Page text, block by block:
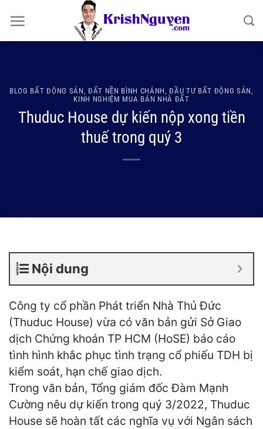
qua
nội
BLOG BẤT ĐỘNG SẢN ĐẤT NỀN BÌNH CHÁNH ,ĐẦU TƯ BẤT ĐỘNG SẢN
KINH NGHIỆM MUA BÁN NHÀ ĐẤT
Thuduc House dự kiến nộp xong tiền
thuế trong quý 3
Nội dung
Công ty cổ phần Phát triển Nhà Thủ Đức
(Thuduc House) vừa có văn bản gửi Sở Giao
dịch Chứng khoán TP HCM (HoSE) báo cáo
tình hình khắc phục tình trạng cổ phiếu TDH bị
kiểm soát, hạn chế giao dịch.
Trong văn bản, Tổng giám đốc Đàm Mạnh
Cường nêu dự kiến trong quý 3/2022, Thuduc
House sẽ hoàn tất các nghĩa vụ với Ngân sách